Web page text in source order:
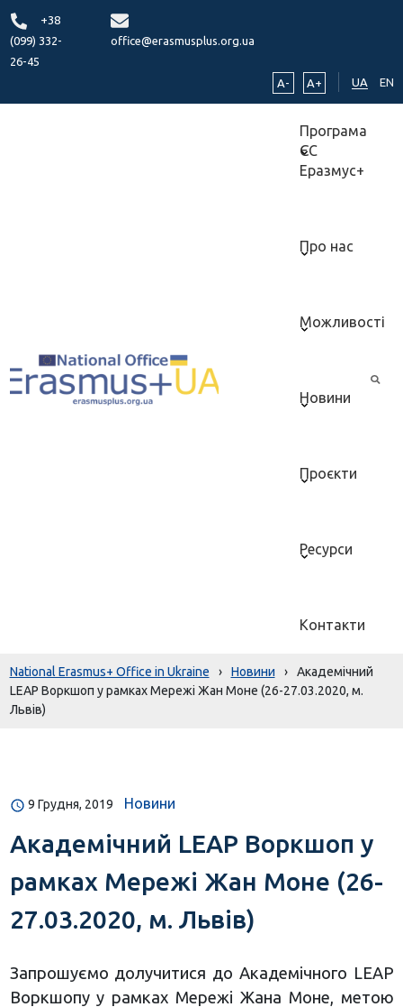
+38
(099) 332-
26-45
office@erasmusplus.org.ua
A- A+ UA EN
Програма
ЄС
Еразмус+
Про нас
Можливості
Новини
Проєкти
Ресурси
Контакти
National Erasmus+ Office in Ukraine › Новини ›
Академічний
LEAP Воркшоп у рамках Мережі Жан Моне (26-27.03.2020, м.
Львів)
9 Грудня, 2019 Новини
Академічний LEAP Воркшоп у
рамках Мережі Жан Моне (26-
27.03.2020, м. Львів)
Запрошуємо долучитися до Академічного LEAP
Воркшопу у рамках Мережі Жана Моне, метою